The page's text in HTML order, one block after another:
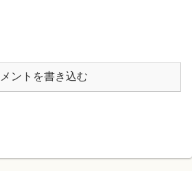
ントを書き込む